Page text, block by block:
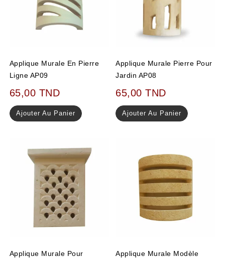
Applique Murale En Pierre
Ligne AP09
65,00 TND
Ajouter Au Panier
Applique Murale Pierre Pour
Jardin AP08
65,00TND
Ajouter Au Panier
Applique Murale Pour
Applique Murale Modèle